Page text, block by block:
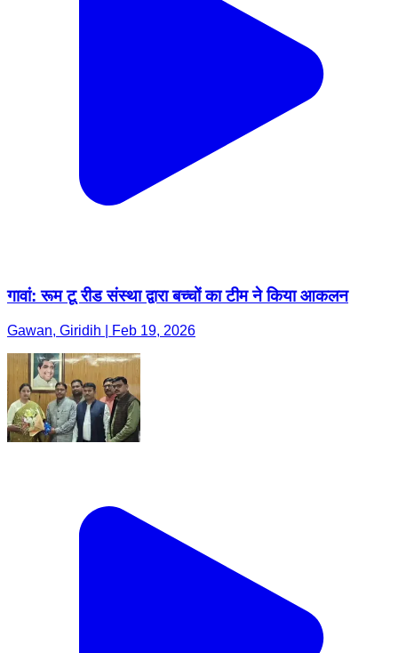
गावां: रूम टू रीड संस्था द्वारा बच्चों का टीम ने किया आकलन
Gawan, Giridih | Feb 19, 2026